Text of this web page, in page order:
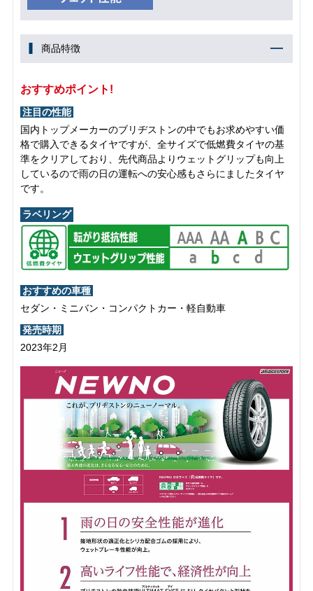
商品特徴
おすすめポイント!
注目の性能
国内トップメーカーのブリヂストンの中でもお求めやすい価
格で購入できるタイヤですが、全サイズで低燃費タイヤの基
準をクリアしており、先代商品よりウェットグリップも向上
しているので雨の日の運転への安心感もさらにましたタイヤ
です。
ラベリング
おすすめの車種
セダン・ミニバン・コンパクトカー・軽自動車
発売時期
2023年2月